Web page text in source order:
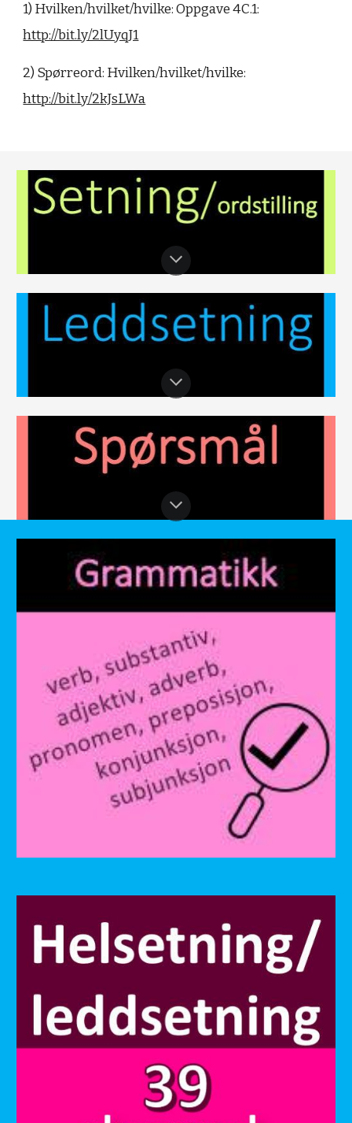
1) Hvilken/hvilket/hvilke: Oppgave 4C.1:
http://bit.ly/2lUyqJ1
2) Spørreord: Hvilken/hvilket/hvilke:
http://bit.ly/2kJsLWa